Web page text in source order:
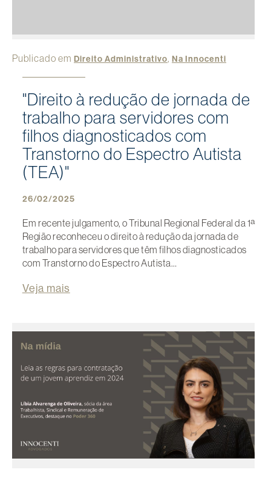
Publicado em Direito Administrativo, Na Innocenti
"Direito à redução de jornada de
trabalho para servidores com
filhos diagnosticados com
Transtorno do Espectro Autista
(TEA)"
26/02/2025
Em recente julgamento, o Tribunal Regional Federal da 1ª
Região reconheceu o direito à redução da jornada de
trabalho para servidores que têm filhos diagnosticados
com Transtorno do Espectro Autista…
Veja mais